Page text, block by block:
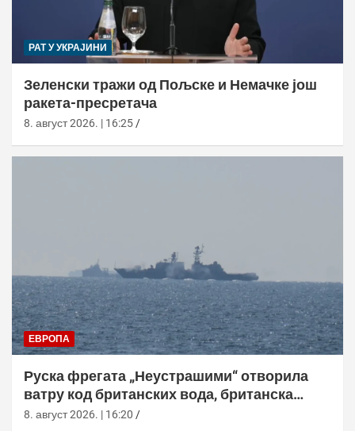
РАТ У УКРАЈИНИ
Зеленски тражи од Пољске и Немачке још
ракета-пресретача
8. август 2026. | 16:25
ЕВРОПА
Руска фрегата „Неустрашими“ отворила
ватру код британских вода, британска
морнарица појачала праћење
8. август 2026. | 16:20